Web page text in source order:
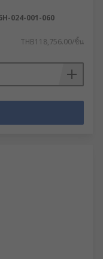
024-001-060
THB118,756.00/ชิ้น